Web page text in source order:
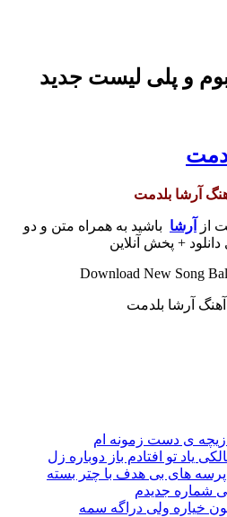
و پلی لیست جدید
آرشا بلدمت
از آرشا باشید به همراه متن و دو
+ پخش آنلاین
Download New Song
ی دست زمونه ام
یاد تو افتادم باز دوباره زل
پرسه های بی هدف با چتر بسته
شماره جدیدم
خیاره ولی دراگه سمه